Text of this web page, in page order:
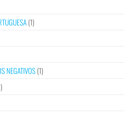
(1)
NEGATIVOS(1)